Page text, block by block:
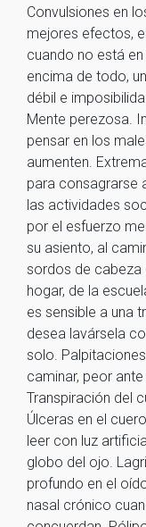
Convulsiones en
mejores efectos,
cuando no está
encima de todo,
débil e
Mente perezosa.
pensar en los
aumenten.
para consagrarse
las actividades
por el esfuerzo
su asiento, al
sordos de cabeza
hogar, de la
es sensible a una
desea lavársela
solo.
caminar, peor
Transpiración del
Úlceras en el
leer con luz
globo del ojo.
profundo en el
nasal crónico